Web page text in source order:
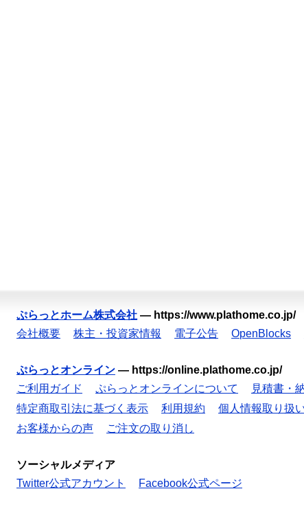
ぷらっとホーム株式会社 — https://www.plathome.co.jp/
会社概要
株主・投資家情報 電子公告 OpenBlocks
ぷらっとオンライン — https://online.plathome.co.jp/
ご利用ガイド
ぷらっとオンラインについて 見積書・
特定商取引法に基づく表示
利用規約 個人情報取り扱
お客様からの声
ご注文の取り消し
ソーシャルメディア
Twitter公式アカウント
Facebook公式ページ